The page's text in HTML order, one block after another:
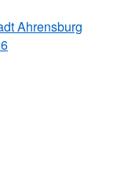
Ahrensburg